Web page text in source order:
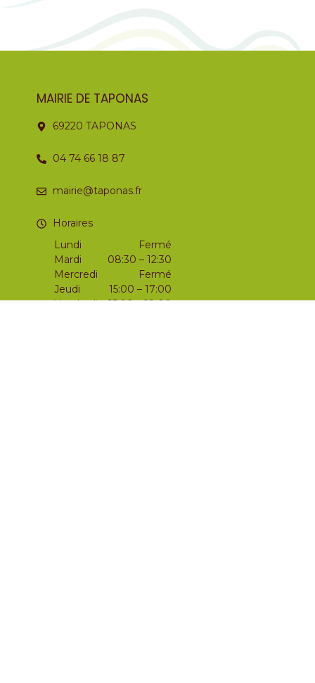
MAIRIE DE TAPONAS
69220 TAPONAS
04 74 66 18 87
mairie@taponas.fr
Horaires
Lundi
Mardi
Mercredi
Jeudi
Vendredi
Fermé
08:30 – 12:30
Fermé
15:00 – 17:00
15:00 – 18:00